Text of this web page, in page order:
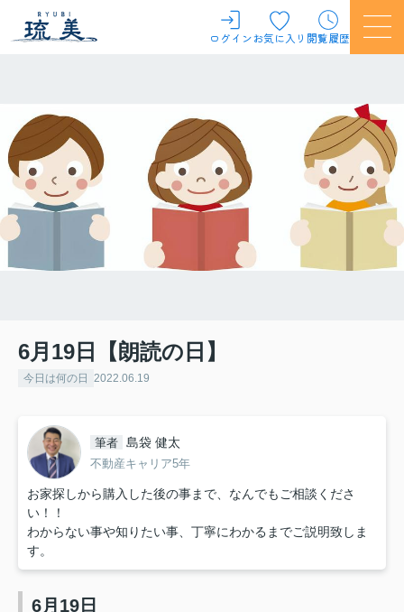
ログインお気に入り 閲覧履歴
6月19日【朗読の日】
今日は何の日 2022.06.19
筆者 島袋 健太
不動産キャリア5年
お家探しから購入した後の事まで、なんでもご相談くださ
い！！
わからない事や知りたい事、丁寧にわかるまでご説明致しま
す。
6月19日